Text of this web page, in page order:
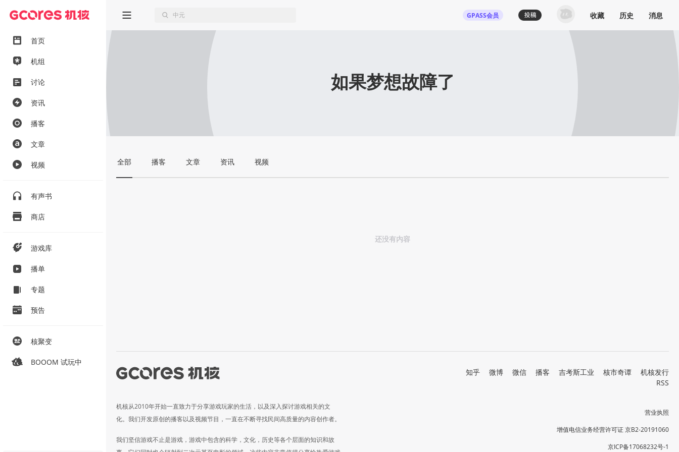
首页
机组
讨论
资讯
播客
文章
视频
有声书
商店
游戏库
播单
专题
预告
核聚变
BOOOM 试玩中
GPASS会员 收藏 历史 消息
如果梦想故障了
全部 播客 文章 资讯 视频
还没有内容
机核从2010年开始一直致力于分享游戏玩家的生活，以及深入探讨游戏相关的文
化。我们开发原创的播客以及视频节目，一直在不断寻找民间高质量的内容创作者。
我们坚信游戏不止是游戏，游戏中包含的科学，文化，历史等各个层面的知识和故
知乎 微博 微信 播客 吉考斯工业 核市奇谭
机核发行
RSS
营业执照
增值电信业务经营许可证 京B2-20191060
京ICP备17068232号-1